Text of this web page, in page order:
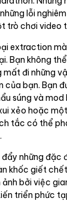
lỗi
trò chơi video
extraction
Bạn không
đi những
bạn. Bạn
súng và
xẻo hoặc
tắc có thể
những đặc
khốc giết
bởi việc
triển phức